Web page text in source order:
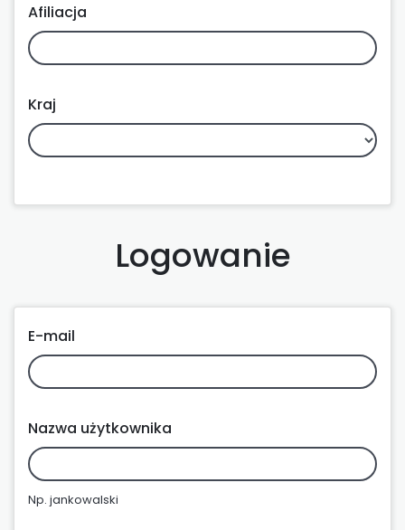
Afiliacja
Kraj
Logowanie
E-mail
Nazwa użytkownika
Np. jankowalski